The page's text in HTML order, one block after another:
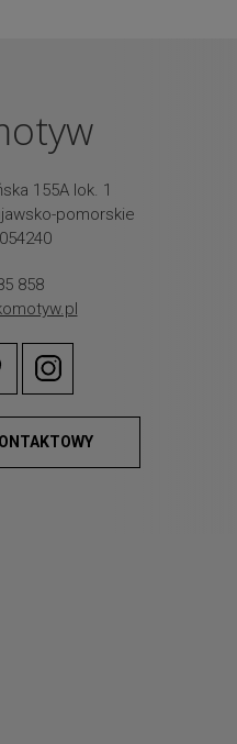
155A lok. 1
pomorskie
858